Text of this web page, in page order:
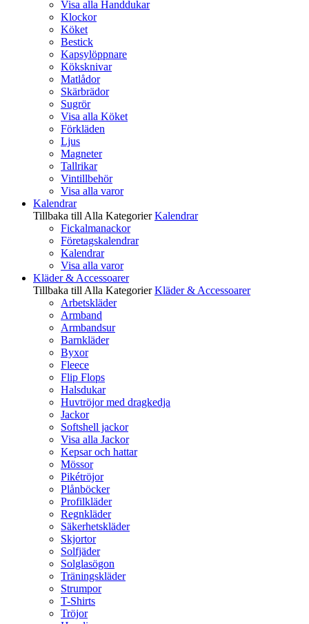
Visa alla Handdukar
Klockor
Köket
Bestick
Kapsylöppnare
Köksknivar
Matlådor
Skärbrädor
Sugrör
Visa alla Köket
Förkläden
Ljus
Magneter
Tallrikar
Vintillbehör
Visa alla varor
Kalendrar
Tillbaka till Alla Kategorier Kalendrar
Fickalmanackor
Företagskalendrar
Kalendrar
Visa alla varor
Kläder & Accessoarer
Tillbaka till Alla Kategorier Kläder & Accessoarer
Arbetskläder
Armband
Armbandsur
Barnkläder
Byxor
Fleece
Flip Flops
Halsdukar
Huvtröjor med dragkedja
Jackor
Softshell jackor
Visa alla Jackor
Kepsar och hattar
Mössor
Pikétröjor
Plånböcker
Profilkläder
Regnkläder
Säkerhetskläder
Skjortor
Solfjäder
Solglasögon
Träningskläder
Strumpor
T-Shirts
Tröjor